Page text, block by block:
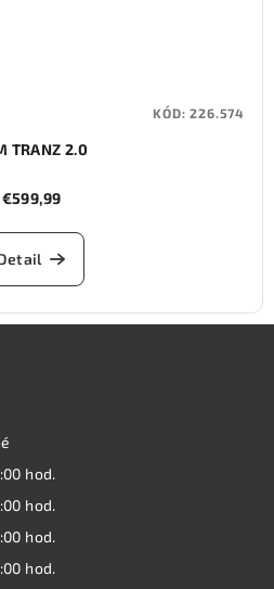
TRANZ 2.0
€599,99
KÓD:226.574
hod.
hod.
hod.
hod.